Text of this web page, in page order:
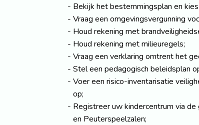
Bekijk het bestemmingsplan en
Vraag een omgevingsvergunning
Houd rekening met
Houd rekening met milieuregels;
Vraag een verklaring omtrent het
Stel een pedagogisch beleidsplan
Voer een risico-inventarisatie
op;
Registreer uw kindercentrum via
en Peuterspeelzalen;